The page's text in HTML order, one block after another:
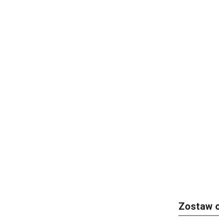
Linia
Zostaw